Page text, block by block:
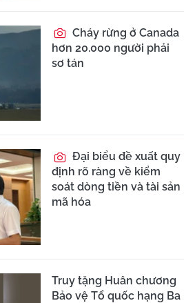
Cháy rừng ở Canada
hơn 20.000 người phải
sơ tán
Đại biểu đề xuất quy
định rõ ràng về kiểm
soát dòng tiền và tài sản
mã hóa
Truy tặng Huân chương
Bảo vệ Tổ quốc hạng Ba